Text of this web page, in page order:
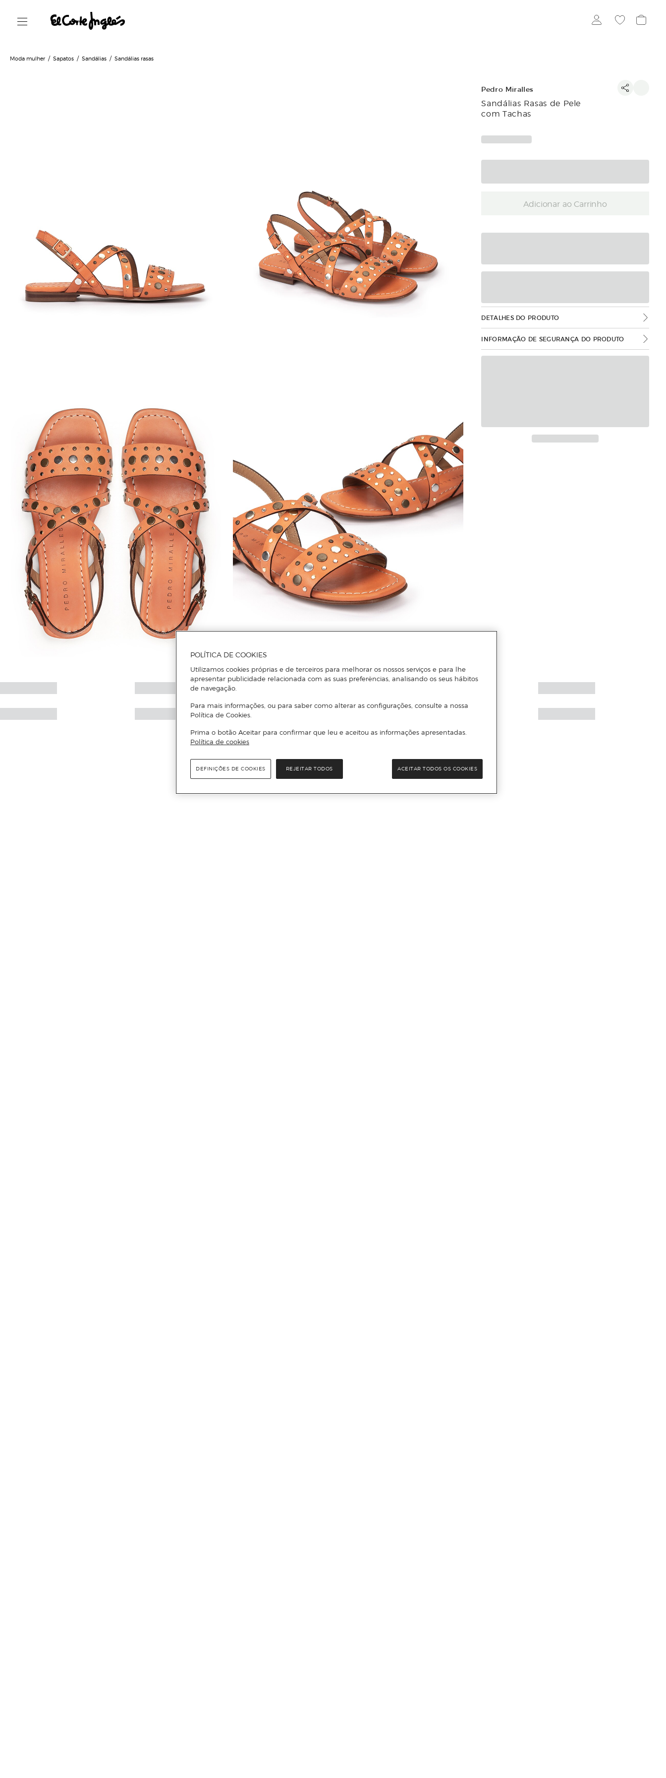
Moda mulher Sapatos Sandálias Sandálias rasas
Pedro Miralles
Sandálias Rasas de Pele
com Tachas
Adicionar ao Carrinho
DETALHES DO PRODUTO
INFORMAÇÃO DE SEGURANÇA DO PRODUTO
POLÍTICA DE COOKIES
Utilizamos cookies próprias e de terceiros para melhorar os nossos serviços e para lhe
apresentar publicidade relacionada com as suas preferências, analisando os seus hábitos
de navegação.
Para mais informações, ou para saber como alterar as configurações, consulte a nossa
Política de Cookies.
Prima o botão Aceitar para confirmar que leu e aceitou as informações apresentadas.
Política de cookies
REJEITAR TODOS ACEITAR TODOS OS COOKIES
DEFINIÇÕES DE COOKIES